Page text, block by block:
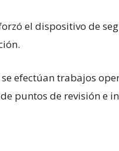
el dispositivo de
efectúan trabajos
puntos de revisión e